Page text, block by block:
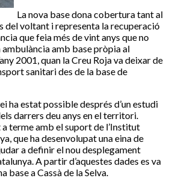
La nova base dona cobertura tant al
del voltant i representa la recuperació
que feia més de vint anys que no
ambulància amb base pròpia al
2001, quan la Creu Roja va deixar de
sanitari des de la base de
ha estat possible després d’un estudi
darrers deu anys en el territori.
a terme amb el suport de l’Institut
que ha desenvolupat una eina de
a definir el nou desplegament
A partir d’aquestes dades es va
base a Cassà de la Selva.